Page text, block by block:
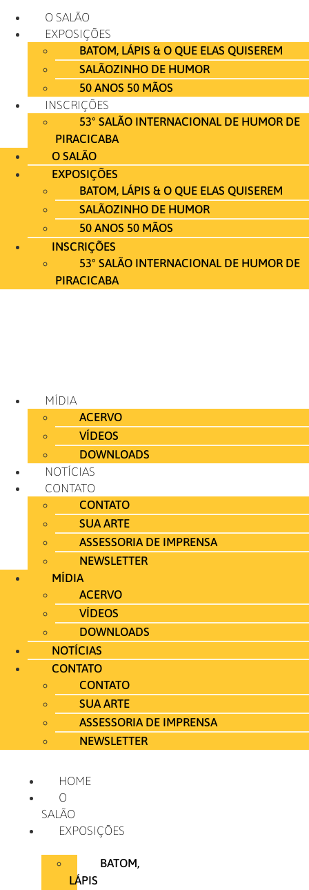
conteúdo
O SALÃO
EXPOSIÇÕES
BATOM, LÁPIS & O QUE ELAS QUISEREM
SALÃOZINHO DE HUMOR
50 ANOS 50 MÃOS
INSCRIÇÕES
53º SALÃO INTERNACIONAL DE HUMOR DE
PIRACICABA
O SALÃO
EXPOSIÇÕES
BATOM, LÁPIS & O QUE ELAS QUISEREM
SALÃOZINHO DE HUMOR
50 ANOS 50 MÃOS
INSCRIÇÕES
53º SALÃO INTERNACIONAL DE HUMOR DE
PIRACICABA
MÍDIA
ACERVO
VÍDEOS
DOWNLOADS
NOTÍCIAS
CONTATO
CONTATO
SUA ARTE
ASSESSORIA DE IMPRENSA
NEWSLETTER
MÍDIA
ACERVO
VÍDEOS
DOWNLOADS
NOTÍCIAS
CONTATO
CONTATO
SUA ARTE
ASSESSORIA DE IMPRENSA
NEWSLETTER
HOME
O
SALÃO
EXPOSIÇÕES
BATOM,
LÁPIS